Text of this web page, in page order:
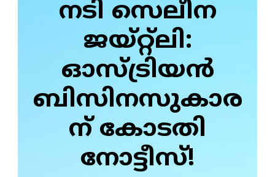
നടി സെലീന
ജയ്റ്റ്ലി:
ഓസ്ട്രിയൻ
ബിസിനസുകാര
ന് കോടതി
നോട്ടീസ്!